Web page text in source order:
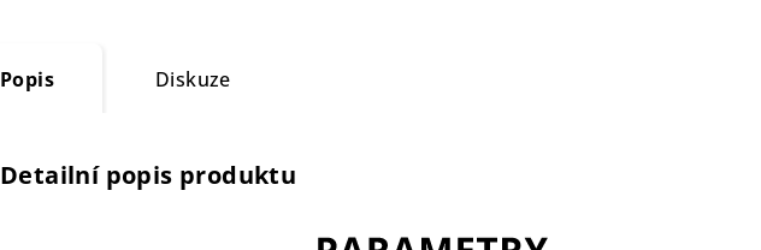
Popis Diskuze
Detailní popis produktu